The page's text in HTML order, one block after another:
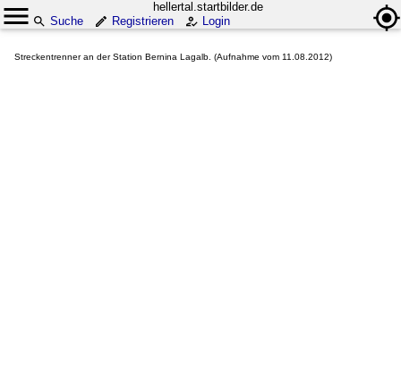
hellertal.startbilder.de
Suche
Registrieren Login
Streckentrenner an der Station Bernina Lagalb. (Aufnahme vom 11.08.2012)